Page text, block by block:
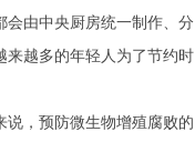
由中央厨房统一制作、分
越多的年轻人为了节约时
，预防微生物增殖腐败的